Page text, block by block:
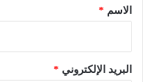
*الاسم *
البريد الإلكتروني *